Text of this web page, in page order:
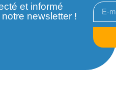
et informé
newsletter !